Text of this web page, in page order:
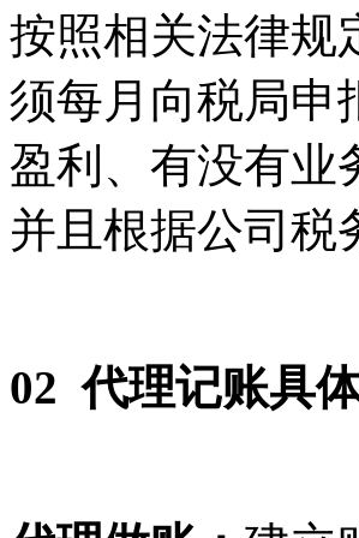
按照相关法律规
须每月向税局申
盈利、有没有业
并且根据公司税
02代理记账具